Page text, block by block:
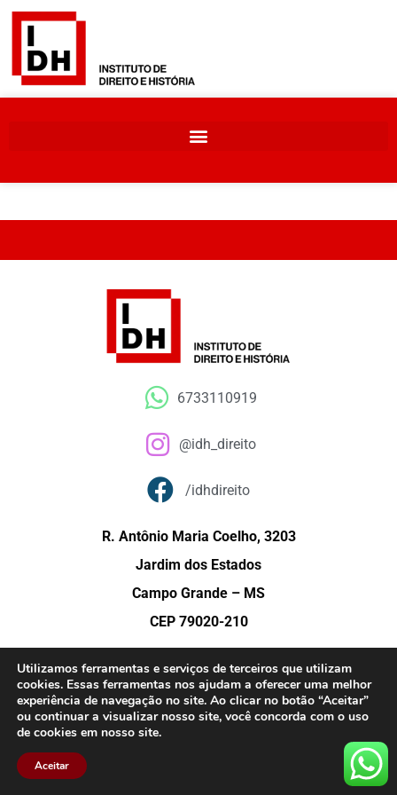
6733110919
@idh_direito
/idhdireito
R. Antônio Maria Coelho, 3203
Jardim dos Estados
Campo Grande – MS
CEP 79020-210
© Copyright 2015 – Instituto de Direito e História (IDH) – Todos os direitos
reservados.
Utilizamos ferramentas e serviços de terceiros que utilizam
cookies. Essas ferramentas nos ajudam a oferecer uma melhor
experiência de navegação no site. Ao clicar no botão “Aceitar”
ou continuar a visualizar nosso site, você concorda com o uso
de cookies em nosso site.
Aceitar